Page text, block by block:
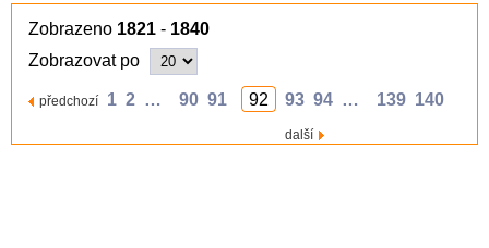
Zobrazeno 1821 - 1840
Zobrazovat po
předchozí 1 2 … 90 91 92 93 94 … 139 140
další